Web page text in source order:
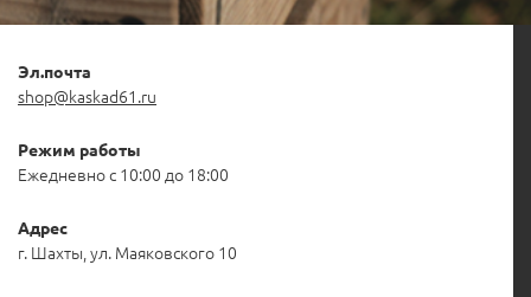
Эл.почта
shop@kaskad61.ru
Режим работы
Ежедневно с 10:00 до 18:00
Адрес
г. Шахты, ул. Маяковского 10